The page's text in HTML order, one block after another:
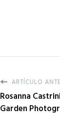
ARTÍCULO
Rosanna
Garden